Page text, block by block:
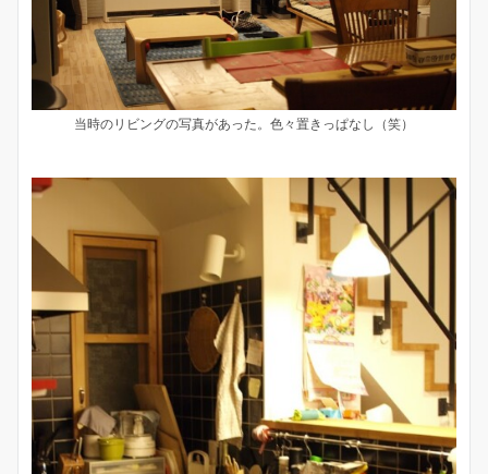
当時のリビングの写真があった。色々置きっぱなし（笑）